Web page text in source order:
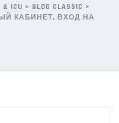
& ICU > BLOG CLASSIC >
КАБИНЕТ, ВХОД НА